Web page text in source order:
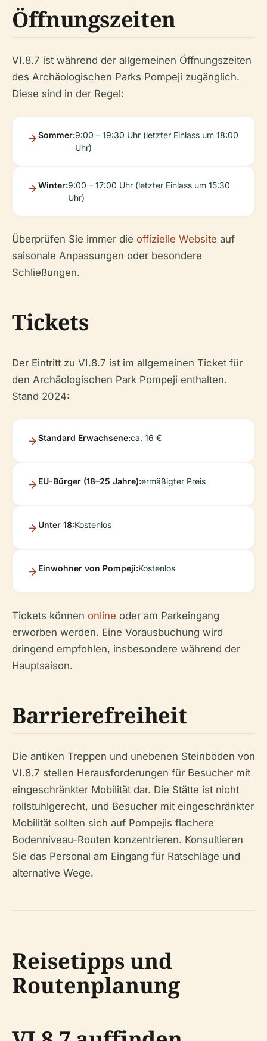
Öffnungszeiten
VI.8.7 ist während der allgemeinen Öffnungszeiten
des Archäologischen Parks Pompeji zugänglich.
Diese sind in der Regel:
Sommer:9:00 – 19:30 Uhr (letzter Einlass um 18:00
Uhr)
Winter:9:00 – 17:00 Uhr (letzter Einlass um 15:30
Uhr)
Überprüfen Sie immer die offizielle Website auf
saisonale Anpassungen oder besondere
Schließungen.
Tickets
Der Eintritt zu VI.8.7 ist im allgemeinen Ticket für
den Archäologischen Park Pompeji enthalten.
Stand 2024:
Standard Erwachsene:ca. 16 €
EU-Bürger (18–25 Jahre):ermäßigter Preis
Unter 18:Kostenlos
Einwohner von Pompeji:Kostenlos
Tickets können online oder am Parkeingang
erworben werden. Eine Vorausbuchung wird
dringend empfohlen, insbesondere während der
Hauptsaison.
Barrierefreiheit
Die antiken Treppen und unebenen Steinböden von
VI.8.7 stellen Herausforderungen für Besucher mit
eingeschränkter Mobilität dar. Die Stätte ist nicht
rollstuhlgerecht, und Besucher mit eingeschränkter
Mobilität sollten sich auf Pompejis flachere
Bodenniveau-Routen konzentrieren. Konsultieren
Sie das Personal am Eingang für Ratschläge und
alternative Wege.
Reisetipps und
Routenplanung